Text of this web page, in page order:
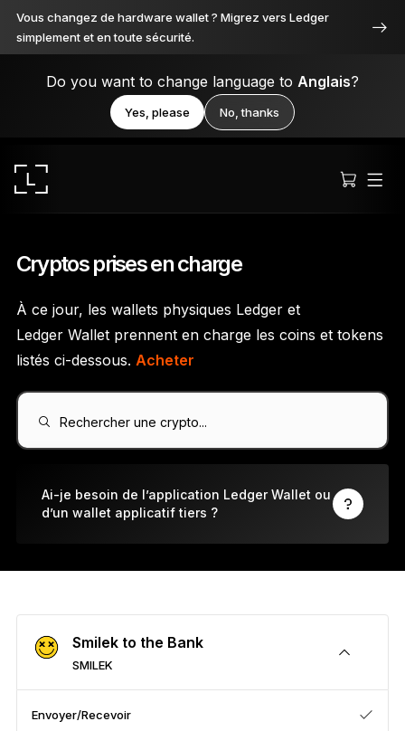
Vous changez de hardware wallet ? Migrez vers Ledger
simplement et en toute sécurité.
Do you want to change language to Anglais?
Yes, please No, thanks
Premium sous toutes ses facettes
Le nouveau standard
Ledger NanoGen5
À votre image
Découvrir
Cryptos prises en charge
À ce jour, les wallets physiques Ledger et
Ledger Wallet prennent en charge les coins et tokens
listés ci-dessous. Acheter
Rechercher une crypto...
Ai-je besoin de l’application Ledger Wallet ou
d’un wallet applicatif tiers ?
Smilek to the Bank
SMILEK
Envoyer/Recevoir